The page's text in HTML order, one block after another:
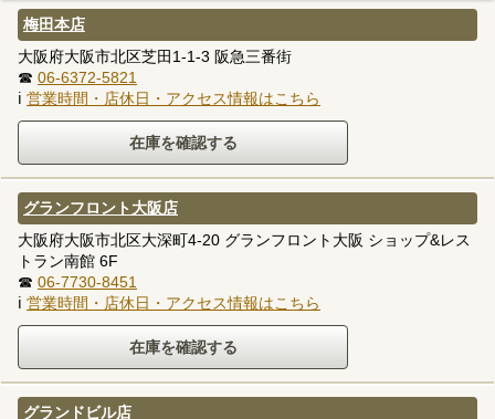
梅田本店
大阪府大阪市北区芝田1-1-3 阪急三番街
☎ 06-6372-5821
ℹ 営業時間・店休日・アクセス情報はこちら
グランフロント大阪店
大阪府大阪市北区大深町4-20 グランフロント大阪 ショップ&レス
トラン南館 6F
☎ 06-7730-8451
ℹ 営業時間・店休日・アクセス情報はこちら
グランドビル店